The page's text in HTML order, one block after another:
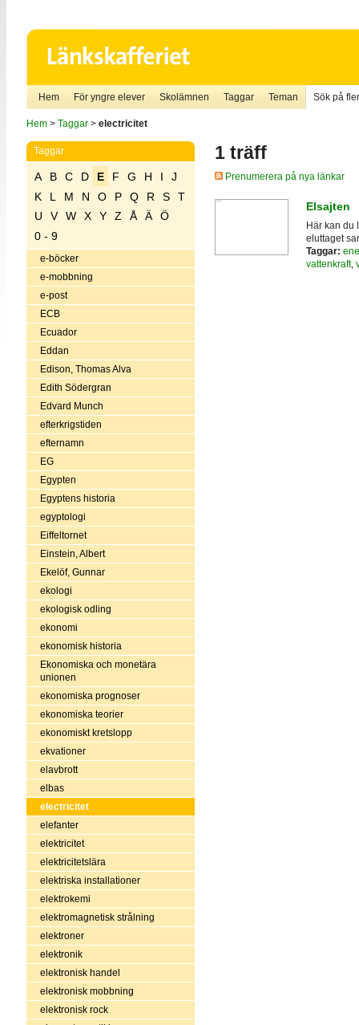
Hem För yngre elever Skolämnen Taggar Teman Sök på
Hem> Taggar> electricitet
Taggar
A B C D E F G H I
J
K
L M N O P Q R S
T
U
V W X Y Z Å Ä
Ö
0 - 9
e-böcker
e-mobbning
e-post
ECB
Ecuador
Eddan
Edison, Thomas Alva
Edith Södergran
Edvard Munch
efterkrigstiden
efternamn
EG
Egypten
Egyptens historia
egyptologi
Eiffeltornet
Einstein, Albert
Ekelöf, Gunnar
ekologi
ekologisk odling
ekonomi
ekonomisk historia
Ekonomiska och monetära
unionen
ekonomiska prognoser
ekonomiska teorier
ekonomiskt kretslopp
ekvationer
elavbrott
elbas
electricitet
elefanter
elektricitet
elektricitetslära
elektriska installationer
elektrokemi
elektromagnetisk strålning
elektroner
elektronik
elektronisk handel
elektronisk mobbning
elektronisk rock
1 träff
Prenumerera på nya länkar
Elsajten
Här kan du
eluttaget
Taggar:
vattenkraft,